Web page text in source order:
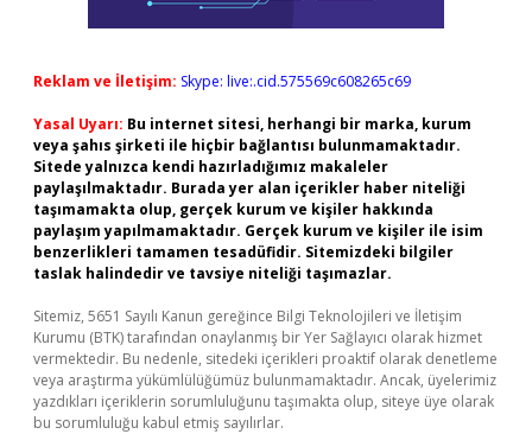
Reklam ve İletişim: Skype: live:.cid.575569c608265c69
Yasal Uyarı: Bu internet sitesi, herhangi bir marka, kurum
veya şahıs şirketi ile hiçbir bağlantısı bulunmamaktadır.
Sitede yalnızca kendi hazırladığımız makaleler
paylaşılmaktadır. Burada yer alan içerikler haber niteliği
taşımamakta olup, gerçek kurum ve kişiler hakkında
paylaşım yapılmamaktadır. Gerçek kurum ve kişiler ile isim
benzerlikleri tamamen tesadüfidir. Sitemizdeki bilgiler
taslak halindedir ve tavsiye niteliği taşımazlar.
Sitemiz, 5651 Sayılı Kanun gereğince Bilgi Teknolojileri ve İletişim
Kurumu (BTK) tarafından onaylanmış bir Yer Sağlayıcı olarak hizmet
vermektedir. Bu nedenle, sitedeki içerikleri proaktif olarak denetleme
veya araştırma yükümlülüğümüz bulunmamaktadır. Ancak, üyelerimiz
yazdıkları içeriklerin sorumluluğunu taşımakta olup, siteye üye olarak
bu sorumluluğu kabul etmiş sayılırlar.